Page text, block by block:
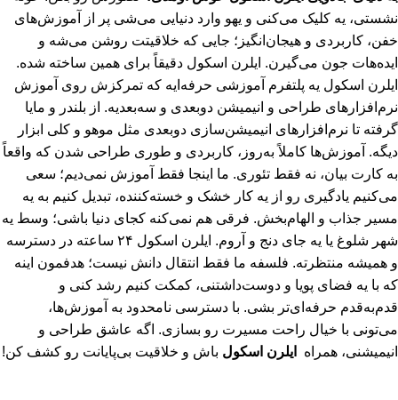
نشستی، یه کلیک می‌کنی و یهو وارد دنیایی می‌شی پر از آموزش‌های
خفن، کاربردی و هیجان‌انگیز؛ جایی که خلاقیتت روشن می‌شه و
ایده‌هات جون می‌گیرن. ایلرن اسکول دقیقاً برای همین ساخته شده.
ایلرن اسکول یه پلتفرم آموزشی حرفه‌ایه که تمرکزش روی آموزش
نرم‌افزارهای طراحی و انیمیشن دو‌بعدی و سه‌بعدیه. از بلندر و مایا
گرفته تا نرم‌افزارهای انیمیشن‌سازی دوبعدی مثل موهو و کلی ابزار
دیگه. آموزش‌ها کاملاً به‌روز، کاربردی و طوری طراحی شدن که واقعاً
به کارت بیان، نه فقط تئوری. ما اینجا فقط آموزش نمی‌دیم؛ سعی
می‌کنیم یادگیری رو از یه کار خشک و خسته‌کننده، تبدیل کنیم به یه
مسیر جذاب و الهام‌بخش. فرقی هم نمی‌کنه کجای دنیا باشی؛ وسط یه
شهر شلوغ یا یه جای دنج و آروم. ایلرن اسکول ۲۴ ساعته در دسترسه
و همیشه منتظرته. فلسفه ما فقط انتقال دانش نیست؛ هدفمون اینه
که با یه فضای پویا و دوست‌داشتنی، کمکت کنیم رشد کنی و
قدم‌به‌قدم حرفه‌ای‌تر بشی. با دسترسی نامحدود به آموزش‌ها،
می‌تونی با خیال راحت مسیرت رو بسازی. اگه عاشق طراحی و
انیمیشنی، همراه
ایلرن اسکول باش و خلاقیت بی‌پایانت رو کشف کن!